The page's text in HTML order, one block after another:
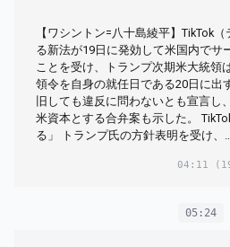
【ワシントン=八十島綾平】TikTok
る新法が19日に発効して米国内でサ
ことを受け、トランプ次期米大統領
領令を自身の就任日である20日に出
旧しても違反に問わないとも宣言し
米資本とする合弁案も示した。
る」 トランプ氏の方針表明を受け、…
04:11
05:24